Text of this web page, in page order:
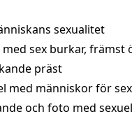
sexualitet
sex burkar, främst
präst
med människor för
och foto med